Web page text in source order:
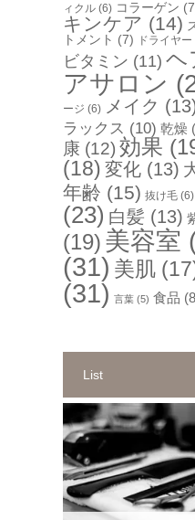
ィクル (6) コラーゲン
キンケア (14)
トメント (7) ドライヤー
ビタミン (11) ヘ
アサロン
ージ (6) メイク
ラックス (10) 乾燥
康 (12) 効果
(18) 変化 (13)
年齢 (15) 抜け毛 (6)
(23) 白髪 (13)
(19) 美容室
(31) 美肌
(31) 言葉 (5) 食品
List